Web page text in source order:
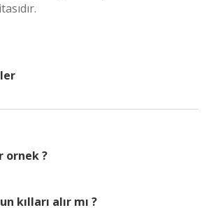
ornek ?
kılları alır mı ?